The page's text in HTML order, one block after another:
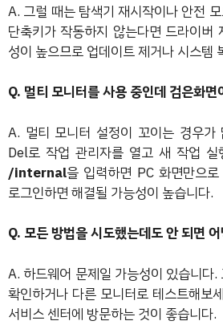
A. 그럴 때는 탐색기 재시작이나 안전
단축키가 작동하지 않는다면 드라이버
성이 높으므로 업데이트 제거나 시스템
Q. 멀티 모니터를 사용 중인데 검은화면
A. 멀티 모니터 설정이 꼬이는 경우
Del로 작업 관리자를 열고 새 작업 실
/internal을 입력하면 PC 화면만으
로그인하면 해결될 가능성이 높습니다.
Q. 모든 방법을 시도했는데도 안 되면
A. 하드웨어 문제일 가능성이 있습니다
확인하거나 다른 모니터로 테스트해보
서비스 센터에 방문하는 것이 좋습니다.